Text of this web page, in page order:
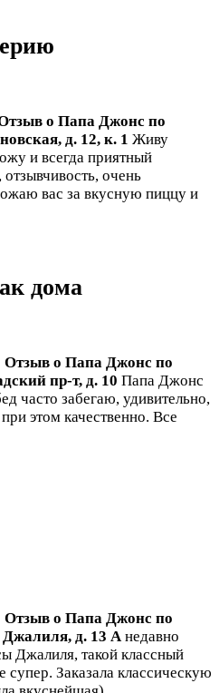
о Папа Джонс по
д. 12, к. 1 Живу
и всегда приятный
очень
вас за вкусную пиццу и
дома
Отзыв о Папа Джонс по
пр-т, д. 10 Папа Джонс
часто забегаю, удивительно,
этом качественно. Все
Отзыв о Папа Джонс по
д. 13 А недавно
Джалиля, такой классный
Заказала классическую